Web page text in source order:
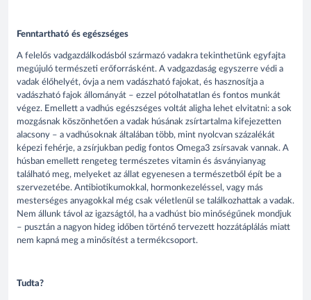
Fenntartható és egészséges
A felelős vadgazdálkodásból származó vadakra tekinthetünk egyfajta
megújuló természeti erőforrásként. A vadgazdaság egyszerre védi a
vadak élőhelyét, óvja a nem vadászható fajokat, és hasznosítja a
vadászható fajok állományát – ezzel pótolhatatlan és fontos munkát
végez. Emellett a vadhús egészséges voltát aligha lehet elvitatni: a sok
mozgásnak köszönhetően a vadak húsának zsírtartalma kifejezetten
alacsony – a vadhúsoknak általában több, mint nyolcvan százalékát
képezi fehérje, a zsírjukban pedig fontos Omega3 zsírsavak vannak. A
húsban emellett rengeteg természetes vitamin és ásványianyag
található meg, melyeket az állat egyenesen a természetből épít be a
szervezetébe. Antibiotikumokkal, hormonkezeléssel, vagy más
mesterséges anyagokkal még csak véletlenül se találkozhattak a vadak.
Nem állunk távol az igazságtól, ha a vadhúst bio minőségűnek mondjuk
– pusztán a nagyon hideg időben történő tervezett hozzátáplálás miatt
nem kapná meg a minősítést a termékcsoport.
Tudta?